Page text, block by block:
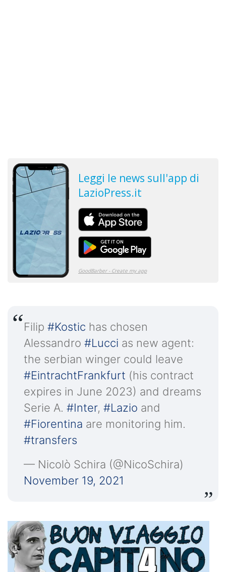
Filip #Kostic has chosen
Alessandro #Lucci as new agent:
the serbian winger could leave
#EintrachtFrankfurt (his contract
expires in June 2023) and dreams
Serie A. #Inter, #Lazio and
#Fiorentina are monitoring him.
#transfers
— Nicolò Schira (@NicoSchira)
November 19, 2021